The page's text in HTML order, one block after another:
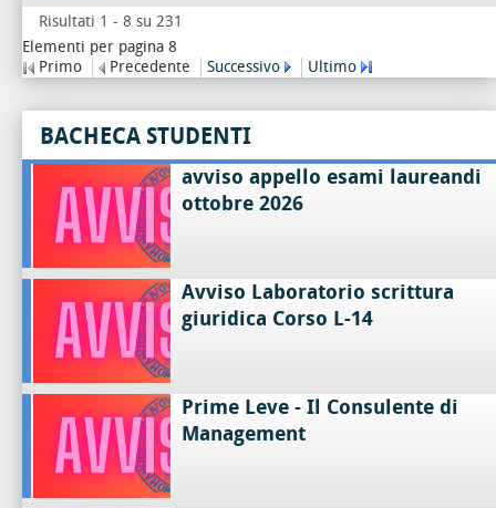
Risultati 1 - 8 su 231
Elementi per pagina 8
Primo
Precedente Successivo Ultimo
BACHECA STUDENTI
avviso appello esami laureandi
ottobre 2026
Avviso Laboratorio scrittura
giuridica Corso L-14
Prime Leve - Il Consulente di
Management